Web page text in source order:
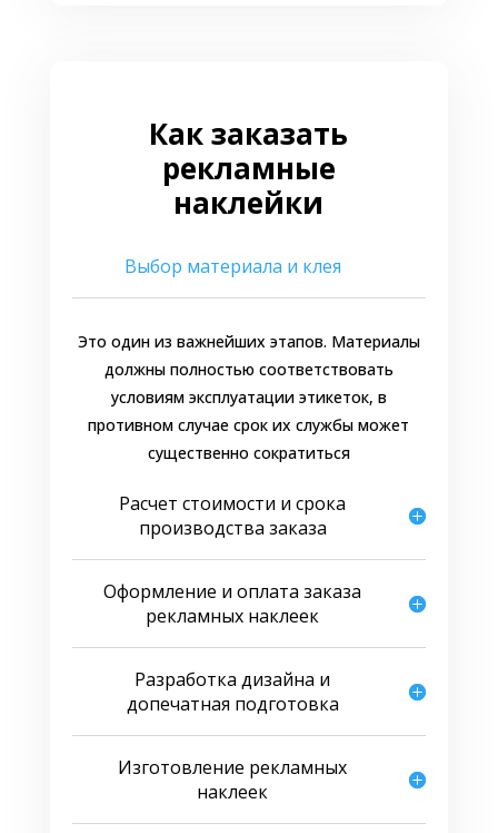
Как заказать
рекламные
наклейки
Выбор материала и клея
Это один из важнейших этапов. Материалы
должны полностью соответствовать
условиям эксплуатации этикеток, в
противном случае срок их службы может
существенно сократиться
Расчет стоимости и срока
производства заказа
Оформление и оплата заказа
рекламных наклеек
Разработка дизайна и
допечатная подготовка
Изготовление рекламных
наклеек